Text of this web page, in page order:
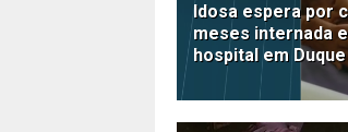
Idosa espera por
meses internada
hospital em